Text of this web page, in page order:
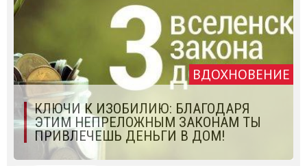
ВДОХНОВЕНИЕ
КЛЮЧИ К ИЗОБИЛИЮ: БЛАГОДАРЯ
ЭТИМ НЕПРЕЛОЖНЫМ ЗАКОНАМ ТЫ
ПРИВЛЕЧЕШЬ ДЕНЬГИ В ДОМ!